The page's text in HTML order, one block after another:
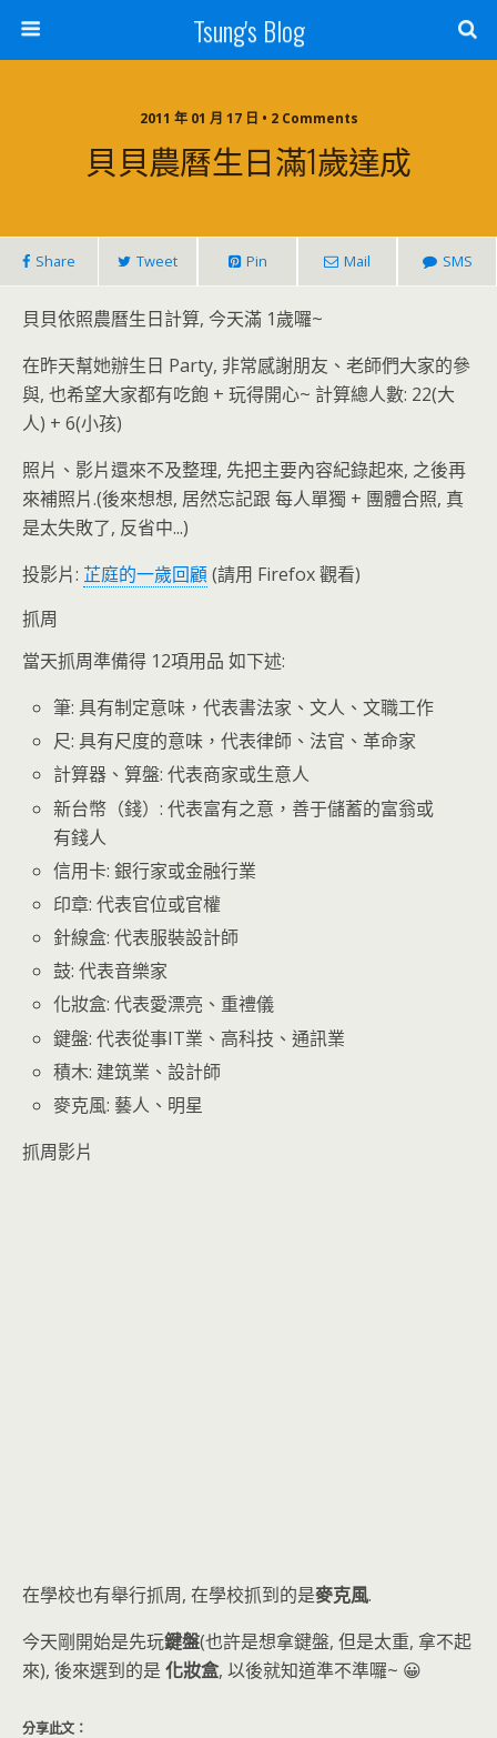
Tsung's Blog
2011 年 01 月 17 日 • 2 Comments
貝貝農曆生日滿1歲達成
Share Tweet Pin Mail SMS
貝貝依照農曆生日計算, 今天滿 1歲囉~
在昨天幫她辦生日 Party, 非常感謝朋友、老師們大家的參
與, 也希望大家都有吃飽 + 玩得開心~ 計算總人數: 22(大
人) + 6(小孩)
照片、影片還來不及整理, 先把主要內容紀錄起來, 之後再
來補照片.(後來想想, 居然忘記跟 每人單獨 + 團體合照, 真
是太失敗了, 反省中...)
投影片: 芷庭的一歲回顧(請用 Firefox 觀看)
抓周
當天抓周準備得 12項用品 如下述:
筆: 具有制定意味，代表書法家、文人、文職工作
尺: 具有尺度的意味，代表律師、法官、革命家
計算器、算盤: 代表商家或生意人
新台幣（錢）: 代表富有之意，善于儲蓄的富翁或
有錢人
信用卡: 銀行家或金融行業
印章: 代表官位或官權
針線盒: 代表服裝設計師
鼓: 代表音樂家
化妝盒: 代表愛漂亮、重禮儀
鍵盤: 代表從事IT業、高科技、通訊業
積木: 建筑業、設計師
麥克風: 藝人、明星
抓周影片
在學校也有舉行抓周, 在學校抓到的是麥克風.
今天剛開始是先玩鍵盤(也許是想拿鍵盤, 但是太重, 拿不起
來), 後來選到的是 化妝盒, 以後就知道準不準囉~ 😀
分享此文：